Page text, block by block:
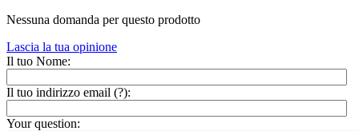
Nessuna domanda per questo prodotto
Lascia la tua opinione
Il tuo Nome:
Il tuo indirizzo email (?):
Your question: